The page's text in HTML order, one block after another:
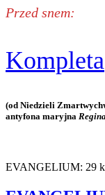
Przed snem:
Kompleta
(od Niedzieli
antyfona maryjna
EVANGELIUM: 29